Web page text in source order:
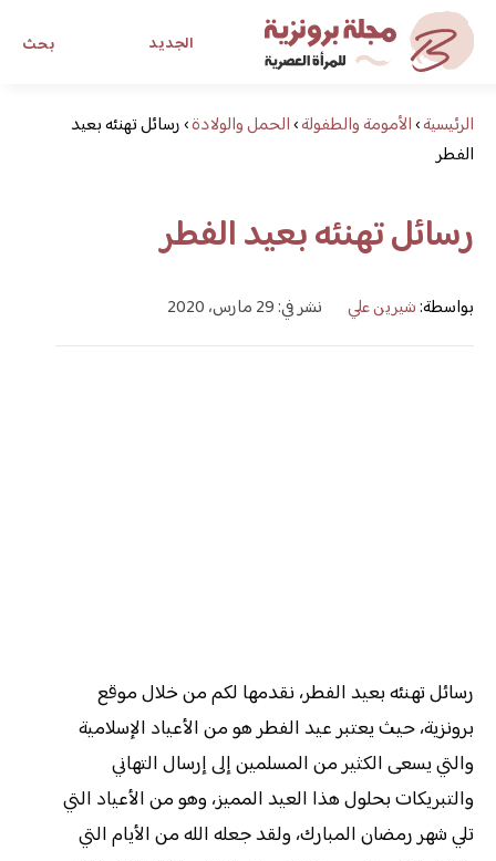
بحث الجديد
مجلة برونزية للفتاة العصريةالرئيسية›الأمومة والطفولة›الحمل والولادة›رسائل تهنئه بعيد
الفطر
رسائل تهنئه بعيد الفطر
بواسطة:شيرين علي نشر في: 29 مارس، 2020
رسائل تهنئه بعيد الفطر، نقدمها لكم من خلال موقع
برونزية، حيث يعتبر عيد الفطر هو من الأعياد الإسلامية
والتي يسعى الكثير من المسلمين إلى إرسال التهاني
والتبريكات بحلول هذا العيد المميز، وهو من الأعياد التي
تلي شهر رمضان المبارك، ولقد جعله الله من الأيام التي